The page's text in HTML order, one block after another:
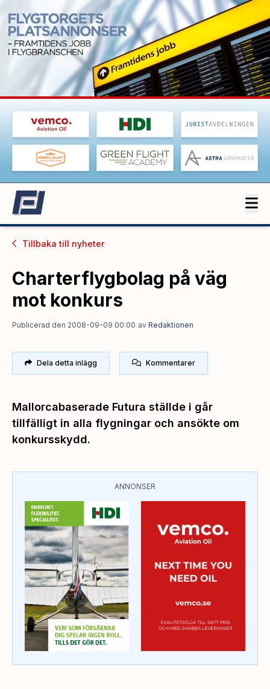
Tillbaka till nyheter
Charterflygbolag på väg
mot konkurs
Publicerad den 2008-09-09 00:00 av Redaktionen
Dela detta inlägg Kommentarer
Mallorcabaserade Futura ställde i går
tillfälligt in alla flygningar och ansökte om
konkursskydd.
ANNONSER